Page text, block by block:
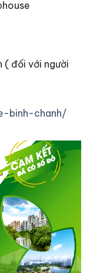
( đối với người
binh-chanh/